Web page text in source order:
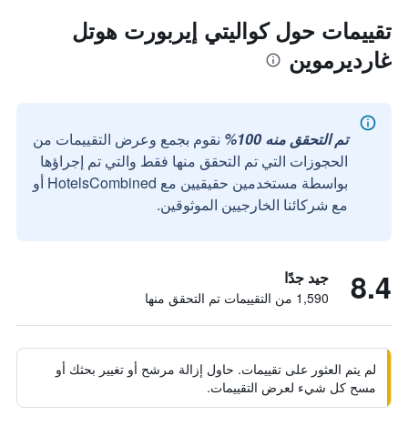
تقييمات حول كواليتي إيربورت هوتل
غارديرموين
تم التحقق منه 100%
نقوم بجمع وعرض التقييمات من
الحجوزات التي تم التحقق منها فقط والتي تم إجراؤها
بواسطة مستخدمين حقيقيين مع HotelsCombined أو
مع شركائنا الخارجيين الموثوقين.
8.4 جيد جدًا
1,590 من التقييمات تم التحقق منها
لم يتم العثور على تقييمات. حاول إزالة مرشح أو تغيير بحثك أو
مسح كل شيء لعرض التقييمات.